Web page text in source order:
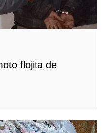
flojita de